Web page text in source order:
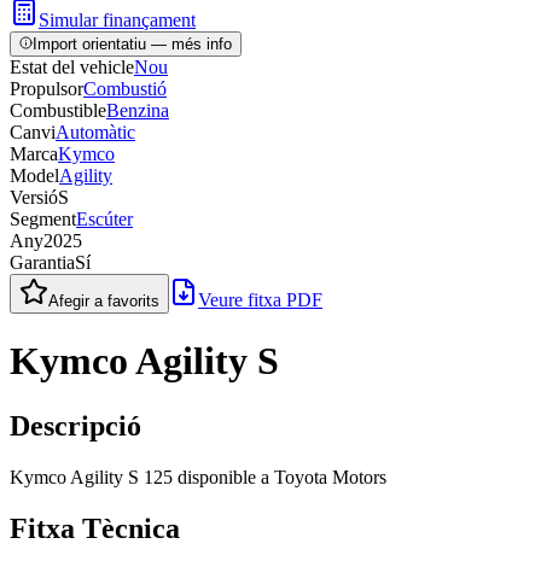
Simular finançament
Import orientatiu — més info
Estat del vehicleNou
PropulsorCombustió
CombustibleBenzina
CanviAutomàtic
MarcaKymco
ModelAgility
VersióS
SegmentEscúter
Any2025
GarantiaSí
Afegir a favorits Veure fitxa PDF
Kymco Agility S
Descripció
Kymco Agility S 125 disponible a Toyota Motors
Fitxa Tècnica